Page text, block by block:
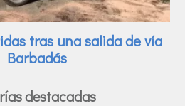
destacadas